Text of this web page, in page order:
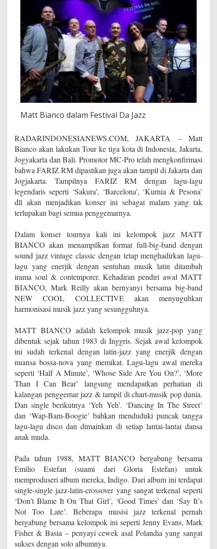
t
a
D
a
n
B
a
Matt Bianco dalam Festival Da Jazz
RADARINDONESIANEWS.COM, JAKARTA – Matt
Bianco akan lakukan Tour ke tiga kota di Indonesia, Jakarta,
Jogyakarta dan Bali. Promotor MC-Pro telah mengkonfirmasi
bahwa FARIZ RM dipastikan juga akan tampil di Jakarta dan
Jogjakarta. Tampilnya FARIZ RM dengan lagu-lagu
legendaris seperti ‘Sakura’, ‘Barcelona’, ‘Kurnia & Pesona’
dll akan menjadikan konser ini sebagai malam yang tak
terlupakan bagi semua penggemarnya.
Dalam konser tournya kali ini kelompok jazz MATT
BIANCO akan menampilkan format full-big-band dengan
sound jazz vintage classic dengan tetap menghadirkan lagu-
lagu yang enerjik dengan sentuhan musik latin ditambah
irama soul & contemporer. Kehadiran pendiri awal MATT
BIANCO, Mark Reilly akan bernyanyi bersama big-band
NEW COOL COLLECTIVE akan menyuguhkan
harmonisasi musik jazz yang sesungguhnya.
MATT BIANCO adalah kelompok musik jazz-pop yang
dibentuk sejak tahun 1983 di Inggris. Sejak awal kelompok
ini sudah terkenal dengan latin-jazz yang enerjik dengan
nuansa bossa-nova yang memikat. Lagu-lagu awal mereka
seperti ‘Half A Minute’, ‘Whose Side Are You On?’, ‘More
Than I Can Bear’ langsung mendapatkan perhatian di
kalangan penggemar jazz & tampil di chart-musik pop dunia.
Dan single berikutnya ‘Yeh Yeh’. ‘Dancing In The Street’
dan ‘Wap-Bam-Boogie’ bahkan menduduki puncak tangga
lagu-lagu disco dan dimainkan di setiap lantai-lantai dansa
anak muda.
Pada tahun 1988, MATT BIANCO bergabung bersama
Emilio Estefan (suami dari Gloria Estefan) untuk
memproduseri album mereka, Indigo. Dari album ini terdapat
single-single jazz-latin-crossover yang sangat terkenal seperti
‘Don’t Blame It On That Girl’, ‘Good Times’ dan ‘Say It’s
Not Too Late’. Beberapa musisi jazz terkenal pernah
bergabung bersama kelompok ini seperti Jenny Evans, Mark
Fisher & Basia – penyayi cewek asal Polandia yang sangat
sukses dengan solo albumnya.